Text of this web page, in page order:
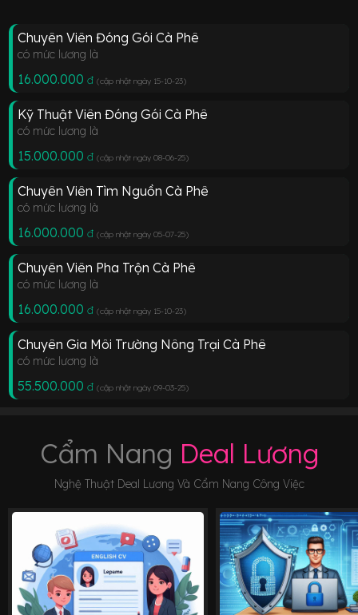
Chuyên Viên Đóng Gói Cà Phê
có mức lương là
16.000.000 đ (cập nhật ngày 15-10-23)
Kỹ Thuật Viên Đóng Gói Cà Phê
có mức lương là
15.000.000 đ (cập nhật ngày 08-06-25)
Chuyên Viên Tìm Nguồn Cà Phê
có mức lương là
16.000.000 đ (cập nhật ngày 05-07-25)
Chuyên Viên Pha Trộn Cà Phê
có mức lương là
16.000.000 đ (cập nhật ngày 15-10-23)
Chuyên Gia Môi Trường Nông Trại Cà Phê
có mức lương là
55.500.000 đ (cập nhật ngày 09-03-25)
Cẩm Nang Deal Lương
Nghệ Thuật Deal Lương Và Cẩm Nang Công Việc